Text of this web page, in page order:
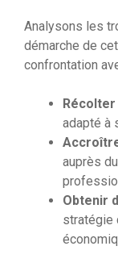
Analysons les
démarche de
confrontation
adapté à
auprès
Obtenir
stratégie